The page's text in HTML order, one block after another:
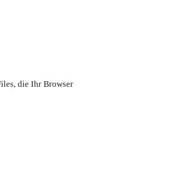
die Ihr Browser